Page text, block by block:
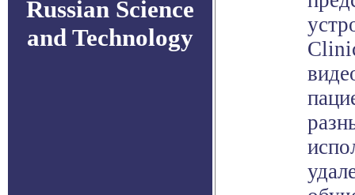
Russian Science
and Technology